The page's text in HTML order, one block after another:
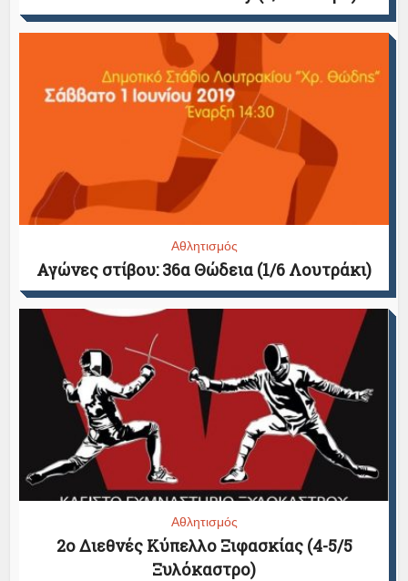
Αθλητισμός
Αγώνες στίβου: 36α Θώδεια (1/6 Λουτράκι)
Αθλητισμός
2ο Διεθνές Κύπελλο Ξιφασκίας (4-5/5
Ξυλόκαστρο)